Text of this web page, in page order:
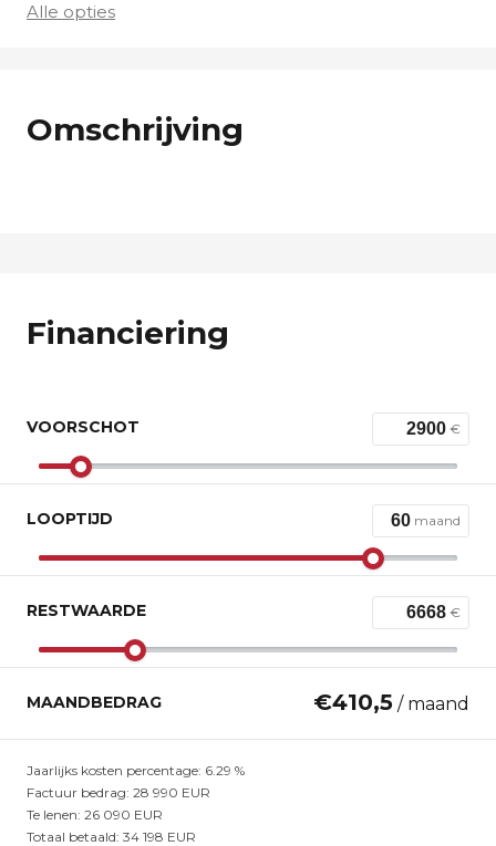
Alle opties
Omschrijving
Financiering
VOORSCHOT €
LOOPTIJD maand
RESTWAARDE €
MAANDBEDRAG €410,5 / maand
Jaarlijks kosten percentage: 6.29 %
Factuur bedrag: 28 990 EUR
Te lenen: 26 090 EUR
Totaal betaald: 34 198 EUR